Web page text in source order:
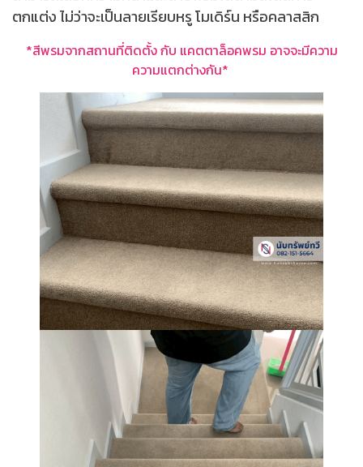
ตกแต่ง ไม่ว่าจะเป็นลายเรียบหรู โมเดิร์น หรือคลาสสิก
*สีพรมจากสถานที่ติดตั้ง กับ แคตตาล็อคพรม อาจจะมีความ
ความแตกต่างกัน*